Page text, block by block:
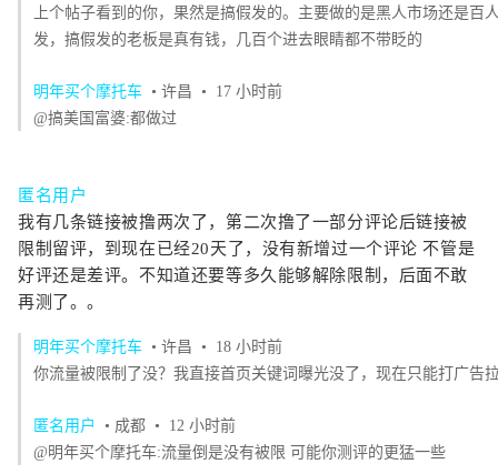
上个帖子看到的你，果然是搞假发的。主要做的是黑人市场还是百
发，搞假发的老板是真有钱，几百个进去眼睛都不带眨的
明年买个摩托车 • 许昌 • 17 小时前
@搞美国富婆:都做过
匿名用户
我有几条链接被撸两次了，第二次撸了一部分评论后链接被
限制留评，到现在已经20天了，没有新增过一个评论 不管是
好评还是差评。不知道还要等多久能够解除限制，后面不敢
再测了。。
明年买个摩托车 • 许昌 • 18 小时前
你流量被限制了没？我直接首页关键词曝光没了，现在只能打广告
匿名用户 • 成都 • 12 小时前
@明年买个摩托车:流量倒是没有被限 可能你测评的更猛一些